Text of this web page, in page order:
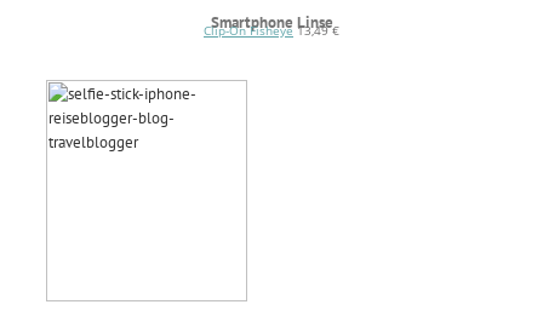
Smartphone Linse
Clip-On Fisheye 13,49 €